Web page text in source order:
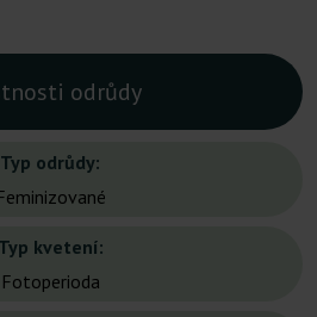
odrůdy
Typ odrůdy:
Typ kvetení:
Fotoperioda